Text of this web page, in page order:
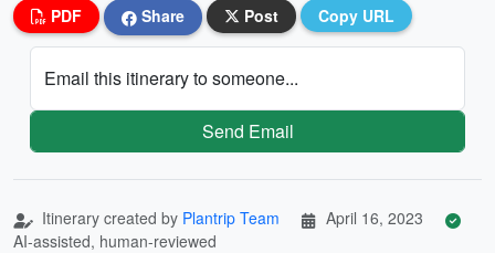
PDF Share Post Copy URL
Email this itinerary to someone...
Send Email
Itinerary created by Plantrip Team
April 16, 2023
AI-assisted, human-reviewed